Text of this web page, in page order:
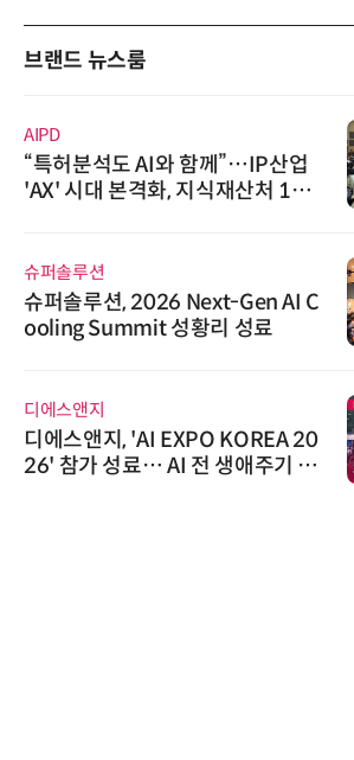
브랜드 뉴스룸
AIPD
“특허분석도 AI와 함께”…IP산업
'AX' 시대 본격화, 지식재산처 1호
슈퍼솔루션
슈퍼솔루션, 2026 Next-Gen AI C
ooling Summit 성황리 성료
디에스앤지
디에스앤지, 'AI EXPO KOREA 20
26' 참가 성료… AI 전 생애주기 아